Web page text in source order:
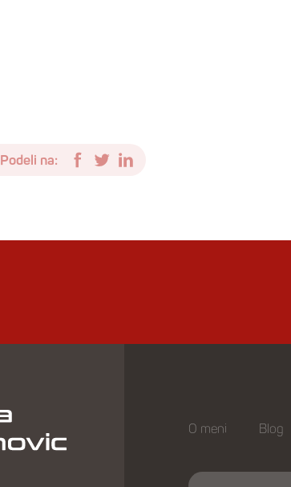
Podeli na:
O meni Blog